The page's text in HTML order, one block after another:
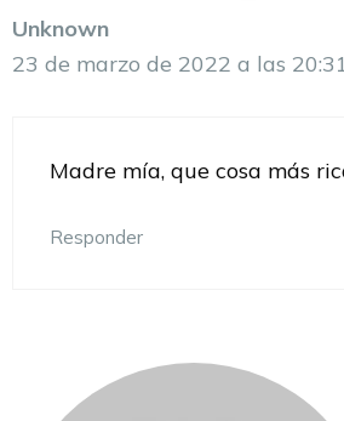
Unknown
23 de marzo de 2022 a las
Madre mía, que cosa más
Responder